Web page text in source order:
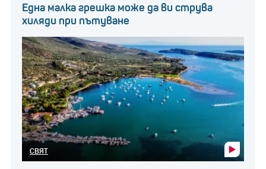
Една малка грешка може да ви струва
хиляди при пътуване
СВЯТ